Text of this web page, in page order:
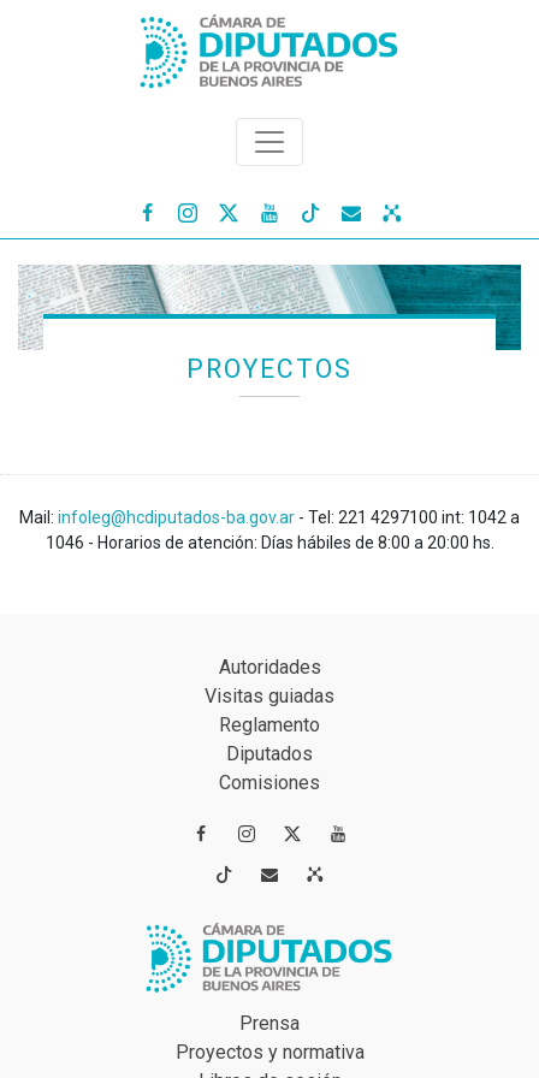
   
PROYECTOS
Mail: infoleg@hcdiputados-ba.gov.ar - Tel: 221 4297100 int: 1042 a
1046 - Horarios de atención: Días hábiles de 8:00 a 20:00 hs.
Autoridades
Visitas guiadas
Reglamento
Diputados
Comisiones
 
 
Prensa
Proyectos y normativa